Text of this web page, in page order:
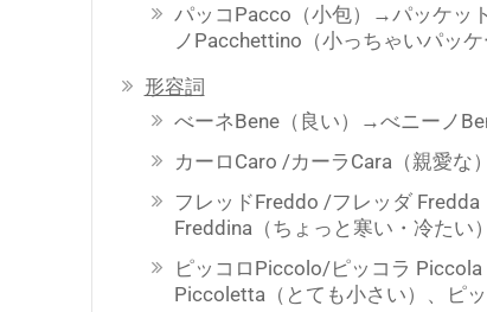
パッコPacco（小包）→パッケッ
ノPacchettino（小っちゃいパッケ
形容詞
べーネBene（良い）→べニーノ
カーロCaro /カーラCara（親愛な
フレッドFreddo /フレッダ
Freddina（ちょっと寒い・冷たい）
ピッコロPiccolo/ピッコラ
Piccoletta（とても小さい）、ピ